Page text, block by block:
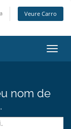
Veure Carro
nom de